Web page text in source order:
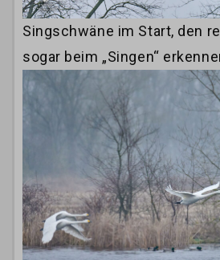
Singschwäne im Start, den
sogar beim „Singen“